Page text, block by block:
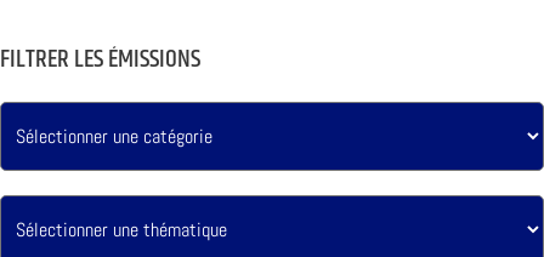
FILTRER LES ÉMISSIONS